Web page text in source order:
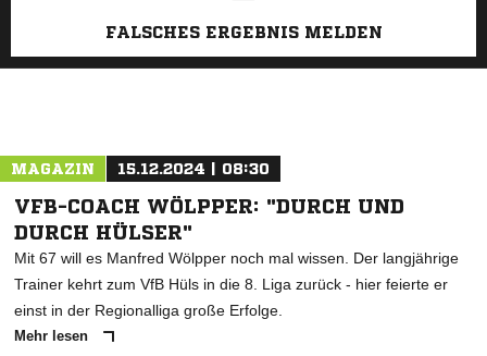
FALSCHES ERGEBNIS MELDEN
MAGAZIN 15.12.2024 | 08:30
VFB-COACH WÖLPPER: "DURCH UND
DURCH HÜLSER"
Mit 67 will es Manfred Wölpper noch mal wissen. Der langjährige
Trainer kehrt zum VfB Hüls in die 8. Liga zurück - hier feierte er
einst in der Regionalliga große Erfolge.
Mehr lesen